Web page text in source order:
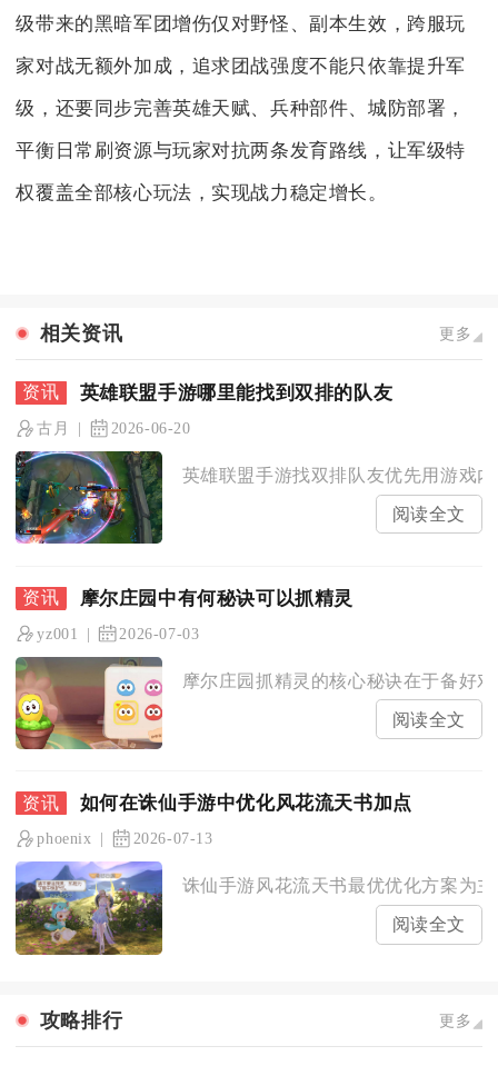
级带来的黑暗军团增伤仅对野怪、副本生效，跨服玩
家对战无额外加成，追求团战强度不能只依靠提升军
级，还要同步完善英雄天赋、兵种部件、城防部署，
平衡日常刷资源与玩家对抗两条发育路线，让军级特
权覆盖全部核心玩法，实现战力稳定增长。
相关资讯 更多
英雄联盟手游哪里能找到双排的队友
古月 2026-06-20
英雄联盟手游找双排队友优先用游戏
阅读全文
摩尔庄园中有何秘诀可以抓精灵
yz001 2026-07-03
摩尔庄园抓精灵的核心秘诀在于备好
阅读全文
如何在诛仙手游中优化风花流天书加点
phoenix 2026-07-13
诛仙手游风花流天书最优优化方案为
阅读全文
攻略排行 更多